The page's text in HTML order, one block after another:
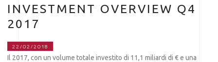
INVESTMENT OVERVIEW Q4
2017
22/02/2018
Il 2017, con un volume totale investito di 11,1 miliardi di € e una